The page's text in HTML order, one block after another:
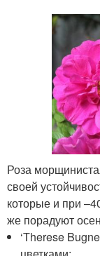
Роза
своей
которые и при
же порадуют
‘Therese